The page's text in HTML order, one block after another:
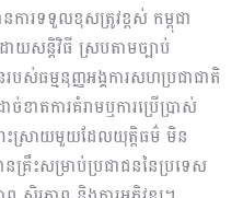
ការទទួលខុសត្រូវខ្ពស់ កម្ពុជា
ោយសន្តិវិធី ស្របតាមច្បាប់
ស់ធម្មនុញ្ញអង្គការសហប្រជាជាតិ
ខាតការគំរាមឬការប្រើប្រាស់
ះស្រាយមួយដែលយុត្តិធម៌ មិន
គ្រឹះសម្រាប់ប្រជាជននៃប្រទេស